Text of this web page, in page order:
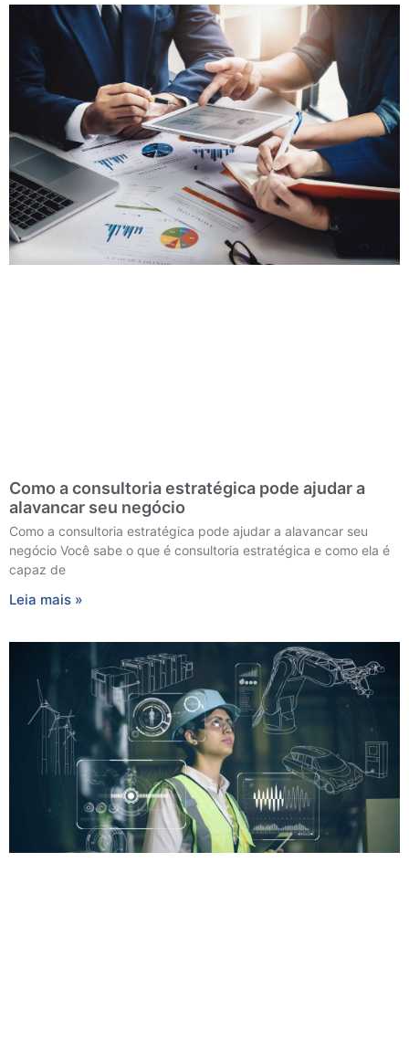
Como a consultoria estratégica pode ajudar a
alavancar seu negócio
Como a consultoria estratégica pode ajudar a alavancar seu
negócio Você sabe o que é consultoria estratégica e como ela é
capaz de
Leia mais »